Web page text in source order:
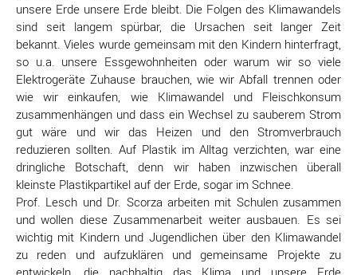
unsere Erde unsere Erde bleibt. Die Folgen des Klimawandels
sind seit langem spürbar, die Ursachen seit langer Zeit
bekannt. Vieles wurde gemeinsam mit den Kindern hinterfragt,
so u.a. unsere Essgewohnheiten oder warum wir so viele
Elektrogeräte Zuhause brauchen, wie wir Abfall trennen oder
wie wir einkaufen, wie Klimawandel und Fleischkonsum
zusammenhängen und dass ein Wechsel zu sauberem Strom
gut wäre und wir das Heizen und den Stromverbrauch
reduzieren sollten. Auf Plastik im Alltag verzichten, war eine
dringliche Botschaft, denn wir haben inzwischen überall
kleinste Plastikpartikel auf der Erde, sogar im Schnee.
Prof. Lesch und Dr. Scorza arbeiten mit Schulen zusammen
und wollen diese Zusammenarbeit weiter ausbauen. Es sei
wichtig mit Kindern und Jugendlichen über den Klimawandel
zu reden und aufzuklären und gemeinsame Projekte zu
entwickeln, die nachhaltig das Klima und unsere Erde